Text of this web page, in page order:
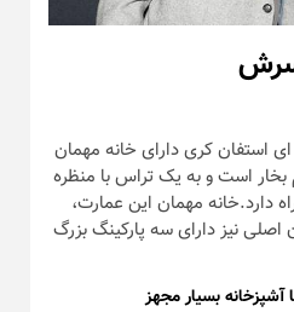
استفان کری دارای خانه مهمان
بخار است و به یک تراس با منظره
دارد.خانه مهمان این عمارت،
اصلی نیز دارای سه پارکینگ بزرگ
بسیار مجهز